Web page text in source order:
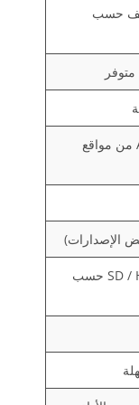
حسب
تحميل APK من مواقع
الإصدارات)
متعددة (SD / HD حسب